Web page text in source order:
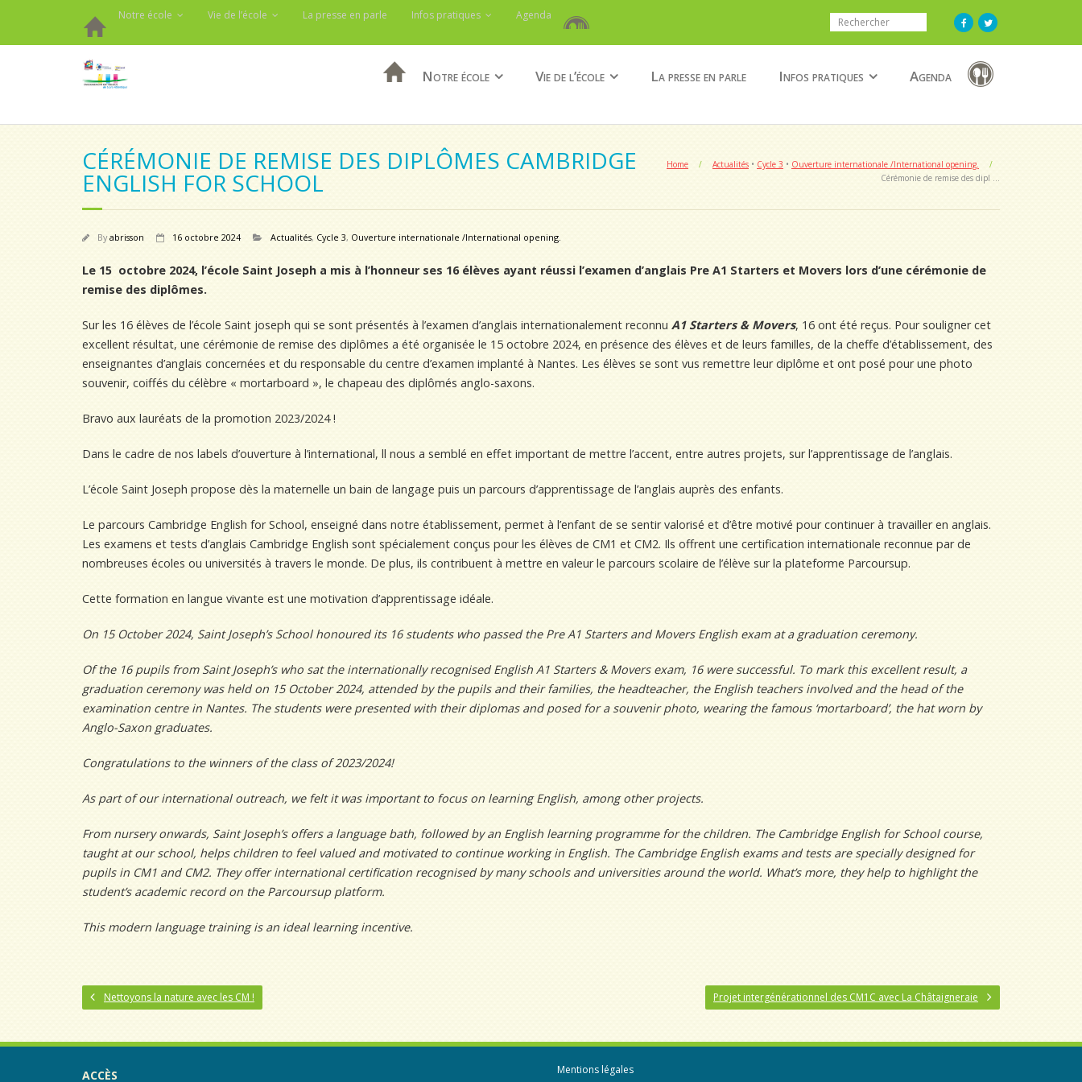
Notre école Vie de l’école La presse en parle Infos pratiques Agenda
Notre école Vie de l’école La presse en parle Infos pratiques Agenda
CÉRÉMONIE DE REMISE DES DIPLÔMES CAMBRIDGE
ENGLISH FOR SCHOOL
Home / Actualités • Cycle 3 • Ouverture internationale /International opening.
/
Cérémonie de remise des dipl …
Byabrisson 16 octobre 2024 Actualités, Cycle 3, Ouverture internationale /International opening.
Le 15 octobre 2024, l’école Saint Joseph a mis à l’honneur ses 16 élèves ayant réussi l’examen d’anglais Pre A1 Starters et Movers lors d’une cérémonie de
remise des diplômes.
Sur les 16 élèves de l’école Saint joseph qui se sont présentés à l’examen d’anglais internationalement reconnu A1 Starters & Movers, 16 ont été reçus. Pour souligner cet
excellent résultat, une cérémonie de remise des diplômes a été organisée le 15 octobre 2024, en présence des élèves et de leurs familles, de la cheffe d’établissement, des
enseignantes d’anglais concernées et du responsable du centre d’examen implanté à Nantes. Les élèves se sont vus remettre leur diplôme et ont posé pour une photo
souvenir, coiffés du célèbre « mortarboard », le chapeau des diplômés anglo-saxons.
Bravo aux lauréats de la promotion 2023/2024 !
Dans le cadre de nos labels d’ouverture à l’international, ll nous a semblé en effet important de mettre l’accent, entre autres projets, sur l’apprentissage de l’anglais.
L’école Saint Joseph propose dès la maternelle un bain de langage puis un parcours d’apprentissage de l’anglais auprès des enfants.
Le parcours Cambridge English for School, enseigné dans notre établissement, permet à l’enfant de se sentir valorisé et d’être motivé pour continuer à travailler en anglais.
Les examens et tests d’anglais Cambridge English sont spécialement conçus pour les élèves de CM1 et CM2. Ils offrent une certification internationale reconnue par de
nombreuses écoles ou universités à travers le monde. De plus, ils contribuent à mettre en valeur le parcours scolaire de l’élève sur la plateforme Parcoursup.
Cette formation en langue vivante est une motivation d’apprentissage idéale.
On 15 October 2024, Saint Joseph’s School honoured its 16 students who passed the Pre A1 Starters and Movers English exam at a graduation ceremony.
Of the 16 pupils from Saint Joseph’s who sat the internationally recognised English A1 Starters & Movers exam, 16 were successful. To mark this excellent result, a
graduation ceremony was held on 15 October 2024, attended by the pupils and their families, the headteacher, the English teachers involved and the head of the
examination centre in Nantes. The students were presented with their diplomas and posed for a souvenir photo, wearing the famous ‘mortarboard’, the hat worn by
Anglo-Saxon graduates.
Congratulations to the winners of the class of 2023/2024!
As part of our international outreach, we felt it was important to focus on learning English, among other projects.
From nursery onwards, Saint Joseph’s offers a language bath, followed by an English learning programme for the children. The Cambridge English for School course,
taught at our school, helps children to feel valued and motivated to continue working in English. The Cambridge English exams and tests are specially designed for
pupils in CM1 and CM2. They offer international certification recognised by many schools and universities around the world. What’s more, they help to highlight the
student’s academic record on the Parcoursup platform.
This modern language training is an ideal learning incentive.
Nettoyons la nature avec les CM ! Projet intergénérationnel des CM1C avec La Châtaigneraie
ACCÈS Mentions légales